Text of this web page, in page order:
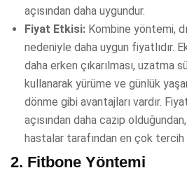
açısından daha uygundur.
Fiyat Etkisi: Kombine yöntemi,
nedeniyle daha uygun fiyatlıdır.
daha erken çıkarılması, uzatma
kullanarak yürüme ve günlük
dönme gibi avantajları vardır.
açısından daha cazip
hastalar tarafından en çok
2. Fitbone Yöntemi